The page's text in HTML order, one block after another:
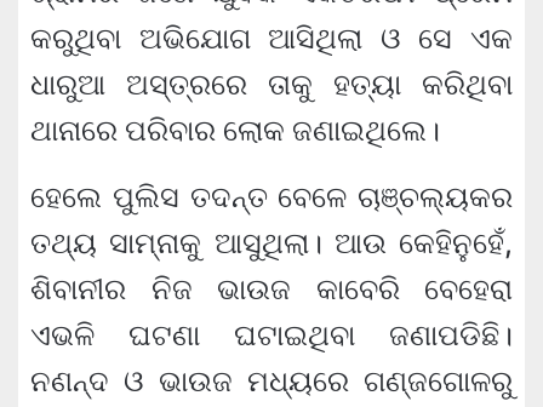
କରୁଥିବା ଅଭିଯୋଗ ଆସିଥିଲା ଓ ସେ ଏକ
ଧାରୁଆ ଅସ୍ତ୍ରରେ ତାକୁ ହତ୍ୟା କରିଥିବା
ଥାନାରେ ପରିବାର ଲୋକ ଜଣାଇଥିଲେ।
ହେଲେ ପୁଲିସ ତଦନ୍ତ ବେଳେ ଚାଞ୍ଚଲ୍ୟକର
ତଥ୍ୟ ସାମ୍ନାକୁ ଆସୁଥିଲା। ଆଉ କେହିନୁହେଁ,
ଶିବାନୀର ନିଜ ଭାଉଜ କାବେରି ବେହେରା
ଏଭଳି ଘଟଣା ଘଟାଇଥିବା ଜଣାପଡିଛି।
ନଣନ୍ଦ ଓ ଭାଉଜ ମଧ୍ୟରେ ଗଣ୍ଜଗୋଳରୁ